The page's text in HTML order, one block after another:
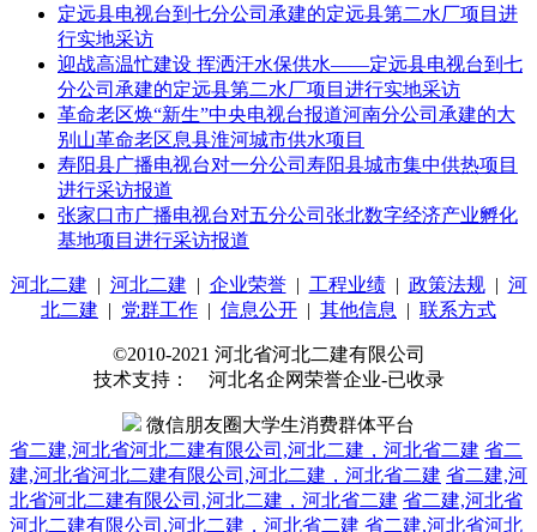
定远县电视台到七分公司承建的定远县第二水厂项目进
行实地采访
迎战高温忙建设 挥洒汗水保供水——定远县电视台到七
分公司承建的定远县第二水厂项目进行实地采访
革命老区焕“新生”中央电视台报道河南分公司承建的大
别山革命老区息县淮河城市供水项目
寿阳县广播电视台对一分公司寿阳县城市集中供热项目
进行采访报道
张家口市广播电视台对五分公司张北数字经济产业孵化
基地项目进行采访报道
河北二建 | 河北二建 | 企业荣誉| 工程业绩| 政策法规| 河
北二建 | 党群工作 | 信息公开 | 其他信息 | 联系方式
©2010-2021 河北省河北二建有限公司
技术支持： 河北名企网荣誉企业-已收录
微信朋友圈大学生消费群体平台
省二建,河北省河北二建有限公司,河北二建，河北省二建 省二
建,河北省河北二建有限公司,河北二建，河北省二建 省二建,河
北省河北二建有限公司,河北二建，河北省二建 省二建,河北省
河北二建有限公司,河北二建，河北省二建 省二建,河北省河北